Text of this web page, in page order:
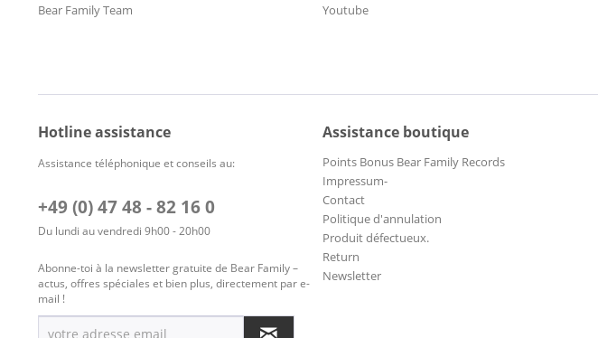
Bear Family Team
Youtube
Hotline assistance
Assistance téléphonique et conseils au:
+49 (0) 47 48 - 82 16 0
Du lundi au vendredi 9h00 - 20h00
Abonne-toi à la newsletter gratuite de Bear Family –
actus, offres spéciales et bien plus, directement par e-
mail !
Assistance boutique
Points Bonus Bear Family Records
Impressum-
Contact
Politique d'annulation
Produit défectueux.
Return
Newsletter